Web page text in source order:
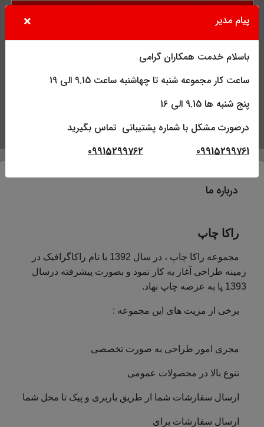
درباره ما
راکا چاپ
مجموعه راکا چاپ ، در سال 1392 با نام راکاگرافیک در
زمینه طراحی آغاز به کار نمود و بصورت پیشرفته درسال
1393 پا به عرصه چاپ نهاد.
برخی از مزیت های این مجموعه :
مجری امور طراحی به صورت تخصصی
تنوع بالا در محصولات عمومی
ارسال سفارشات شما ار طریق باربری و پیک تا محل شما
ارسال سفارشات برای
پیام مدیر ×
باسلام خدمت همکاران گرامی
ساعت کار مجموعه شنبه تا چهاشنبه ساعت 9.15 الی 19
پنج شنبه ها 9.15 الی 16
درصورت مشکل با شماره پشتیبانی تماس بگیرید
09915299761
09915299762